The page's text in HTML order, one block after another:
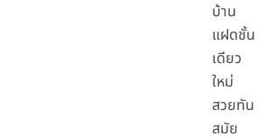
บ้าน
แฝดชั้น
เดียว
ใหม่
สวยทัน
สมัย